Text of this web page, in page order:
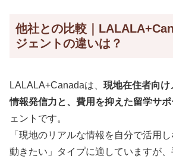
他社との比較｜
ジェントの違いは？
LALALA+Canadaは、 現地在住者向け
情報発信力と、費用を抑えた留学サ
ェントです。
「現地のリアルな情報を自分で活用
動きたい」タイプに適していますが